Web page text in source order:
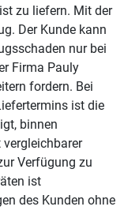
zu liefern. Mit der
Der Kunde kann
nur bei
Firma Pauly
fordern. Bei
ist die
binnen
Verfügung zu
ist
des Kunden ohne